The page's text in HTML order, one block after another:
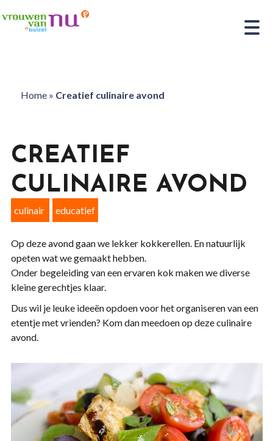
Home» Creatief culinaire avond
CREATIEF
CULINAIRE AVOND
culinair educatief
Op deze avond gaan we lekker kokkerellen. En natuurlijk
opeten wat we gemaakt hebben.
Onder begeleiding van een ervaren kok maken we diverse
kleine gerechtjes klaar.
Dus wil je leuke ideeën opdoen voor het organiseren van een
etentje met vrienden? Kom dan meedoen op deze culinaire
avond.